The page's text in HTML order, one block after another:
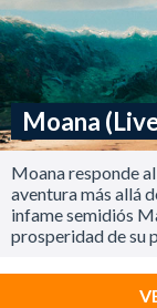
Moana
Moana responde
aventura más allá
infame semidiós
prosperidad de su